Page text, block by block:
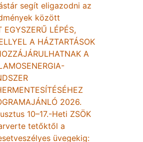
segít eligazodni az
között
EGYSZERŰ LÉPÉS,
A HÁZTARTÁSOK
A
2026.
10–17.-Heti ZSÖK
tetőktől a
üvegekig: